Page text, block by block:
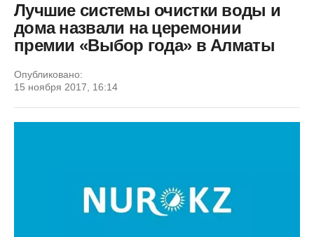
Лучшие системы очистки воды и
дома назвали на церемонии
премии «Выбор года» в Алматы
Опубликовано:
15 ноября 2017, 16:14